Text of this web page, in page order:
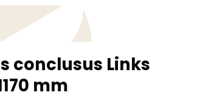
conclusus Links
mm